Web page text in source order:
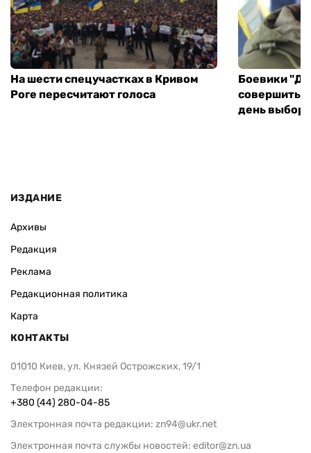
На шести спецучастках в Кривом
Роге пересчитают голоса
Боевики
совершить
день
ИЗДАНИЕ
Архивы
Редакция
Реклама
Редакционная политика
Карта
КОНТАКТЫ
01010 Киев, ул. Князей Острожских, 19/1
Телефон редакции:
+380 (44) 280-04-85
Электронная почта редакции: zn94@ukr.net
Электронная почта службы новостей: editor@zn.ua